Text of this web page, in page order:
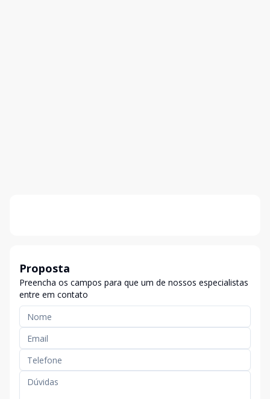
Proposta
Preencha os campos para que um de nossos especialistas
entre em contato